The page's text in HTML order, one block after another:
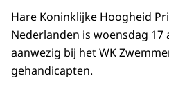
Hare Koninklijke Hoogheid
Nederlanden is woensdag 17
aanwezig bij het WK
gehandicapten.